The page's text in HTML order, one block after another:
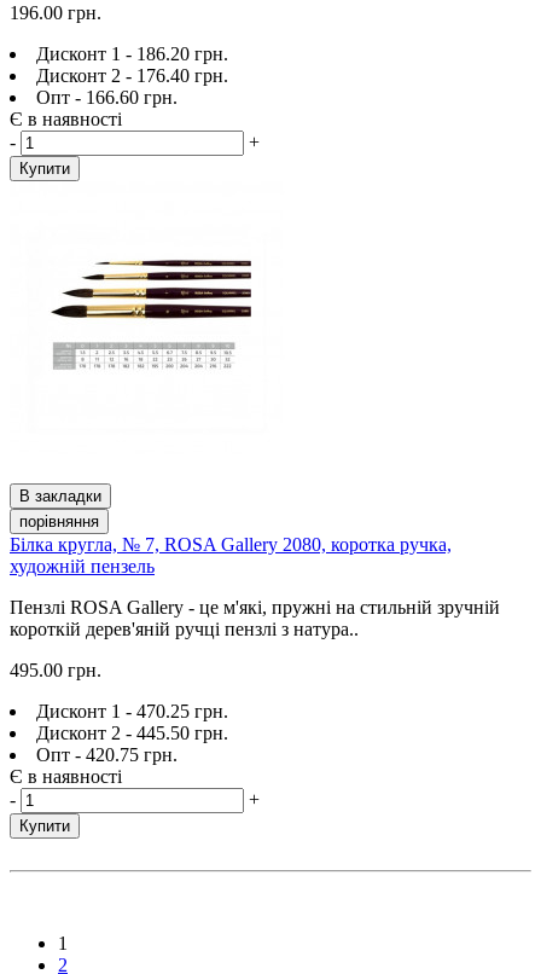
196.00 грн.
Дисконт 1 - 186.20 грн.
Дисконт 2 - 176.40 грн.
Опт - 166.60 грн.
Є в наявності
-
+
Купити
В закладки
порівняння
Білка кругла, № 7, ROSA Gallery 2080, коротка ручка,
художній пензель
Пензлі ROSA Gallery - це м'які, пружні на стильній зручній
короткій дерев'яній ручці пензлі з натура..
495.00 грн.
Дисконт 1 - 470.25 грн.
Дисконт 2 - 445.50 грн.
Опт - 420.75 грн.
Є в наявності
-
+
Купити
1
2